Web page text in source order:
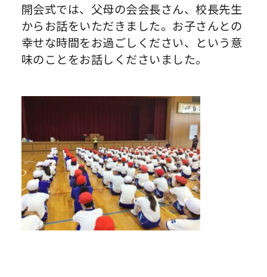
開会式では、父母の会会長さん、校長先生
からお話をいただきました。お子さんとの
幸せな時間をお過ごしください、という意
味のことをお話しくださいました。